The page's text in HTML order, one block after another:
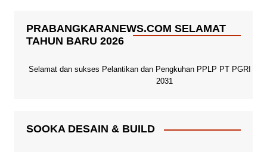
PRABANGKARANEWS.COM SELAMAT
TAHUN BARU 2026
Selamat dan sukses Pelantikan dan Pengkuhan PPLP PT PGRI
2031
SOOKA DESAIN & BUILD